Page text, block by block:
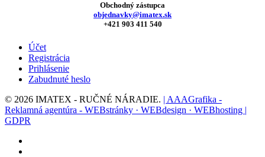
Obchodný zástupca
objednavky@imatex.sk
+421 903 411 540
Účet
Registrácia
Prihlásenie
Zabudnuté heslo
© 2026 IMATEX - RUČNÉ NÁRADIE. | AAAGrafika -
Reklamná agentúra - WEBstránky · WEBdesign · WEBhosting |
GDPR